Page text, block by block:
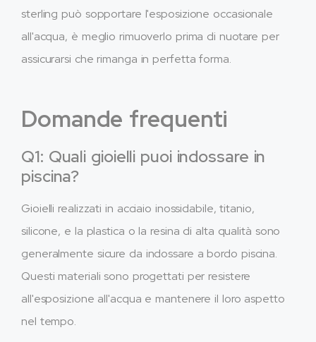
sterling può sopportare l'esposizione occasionale
all'acqua, è meglio rimuoverlo prima di nuotare per
assicurarsi che rimanga in perfetta forma.
Domande frequenti
Q1: Quali gioielli puoi indossare in
piscina?
Gioielli realizzati in acciaio inossidabile, titanio,
silicone, e la plastica o la resina di alta qualità sono
generalmente sicure da indossare a bordo piscina.
Questi materiali sono progettati per resistere
all'esposizione all'acqua e mantenere il loro aspetto
nel tempo.